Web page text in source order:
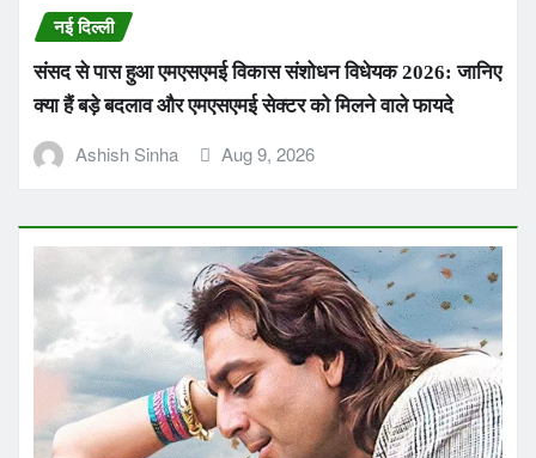
नई दिल्ली
संसद से पास हुआ एमएसएमई विकास संशोधन विधेयक 2026: जानिए
क्या हैं बड़े बदलाव और एमएसएमई सेक्टर को मिलने वाले फायदे
Ashish Sinha Aug 9, 2026